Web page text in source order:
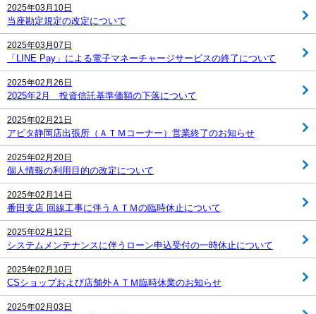
2025年03月10日
当座勘定規定の改定について
2025年03月07日
「LINE Pay」による電子マネーチャージサービスの終了について
2025年02月26日
2025年2月 投資信託基準価額の下落について
2025年02月21日
アピタ静岡店出張所（ＡＴＭコーナー）営業終了のお知らせ
2025年02月20日
個人情報の利用目的の改定について
2025年02月14日
番田支店 回線工事に伴うＡＴＭの臨時休止について
2025年02月12日
システムメンテナンスに伴うローン申込受付の一時休止について
2025年02月10日
CSショップおよび店舗外ＡＴＭ臨時休業のお知らせ
2025年02月03日